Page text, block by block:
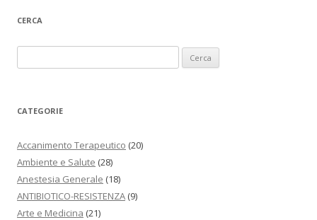
CERCA
CATEGORIE
Accanimento Terapeutico (20)
Ambiente e Salute (28)
Anestesia Generale (18)
ANTIBIOTICO-RESISTENZA (9)
Arte e Medicina (21)